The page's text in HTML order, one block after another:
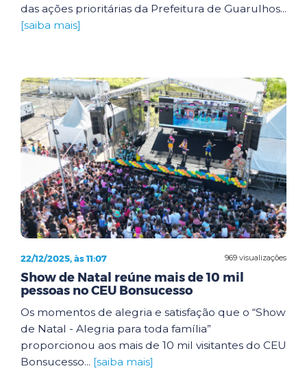
das ações prioritárias da Prefeitura de Guarulhos...
[saiba mais]
969 visualizações
22/12/2025, às 11:07
Show de Natal reúne mais de 10 mil
pessoas no CEU Bonsucesso
Os momentos de alegria e satisfação que o “Show
de Natal - Alegria para toda família”
proporcionou aos mais de 10 mil visitantes do CEU
Bonsucesso... [saiba mais]